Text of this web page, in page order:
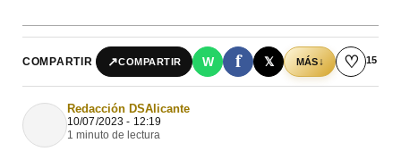
COMPARTIR ↗COMPARTIR W f 𝕏 MÁS↓ ♡ 15
Redacción DSAlicante
10/07/2023 - 12:19
1 minuto de lectura